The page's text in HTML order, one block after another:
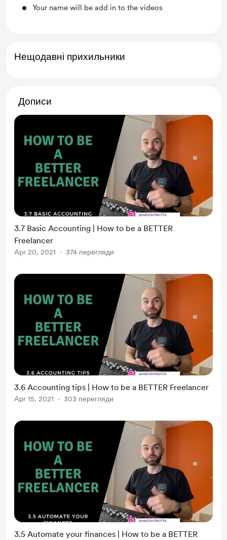
Your name will be add in to the videos
Нещодавні прихильники
Дописи
3.7 Basic Accounting | How to be a BETTER
Freelancer
Apr 20, 2021 374 перегляди
3.6 Accounting tips | How to be a BETTER Freelancer
Apr 15, 2021 303 перегляди
3.5 Automate your finances | How to be a BETTER